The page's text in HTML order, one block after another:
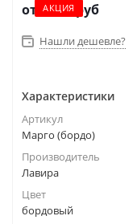
АКЦИЯ
от 3 450 руб
Нашли дешевле?
Характеристики
Артикул
Марго (бордо)
Производитель
Лавира
Цвет
бордовый